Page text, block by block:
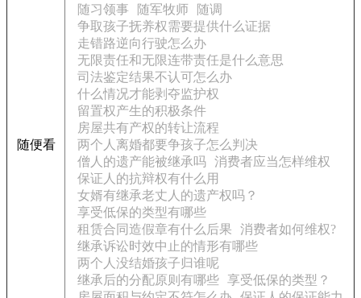
随便看
随习领事
随军牧师
随调
争取孩子抚养权需要提供什么证据
走错路逆向行驶怎么办
无限责任和无限连带责任是什么意思
司法鉴定结果不认可怎么办
什么情况才能剥夺监护权
留置权产生的积极条件
房屋共有产权的转让流程
两个人离婚都要争孩子怎么判决
僧人的遗产能被继承吗 消费者应当怎样维权
保证人的抗辩权有什么用
女婿有继承老丈人的遗产权吗？
享受低保的类型有哪些
租赁合同造假章有什么后果
消费者如何维权?
继承诉讼时效中止的情形有哪些
两个人没结婚孩子归谁呢
继承后的分配原则有哪些 享受低保的类型？